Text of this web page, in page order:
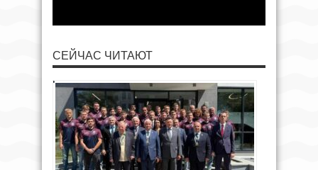
СЕЙЧАС ЧИТАЮТ